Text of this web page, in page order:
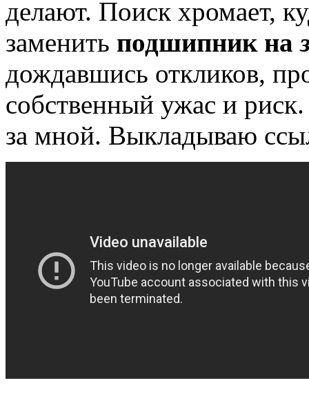
делают. Поиск хромает,
заменить подшипник на
дождавшись откликов,
собственный ужас и риск.
за мной. Выкладываю